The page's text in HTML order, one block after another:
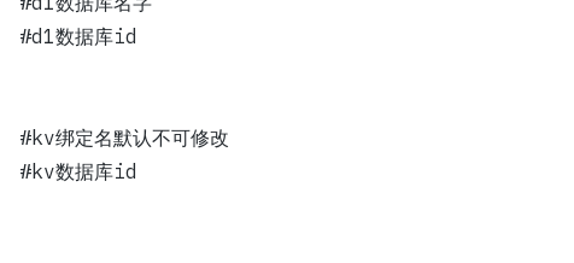
database_id = ""		#d1数据库id
binding = "kv"			#kv绑定名默认不可修改
#kv数据库id